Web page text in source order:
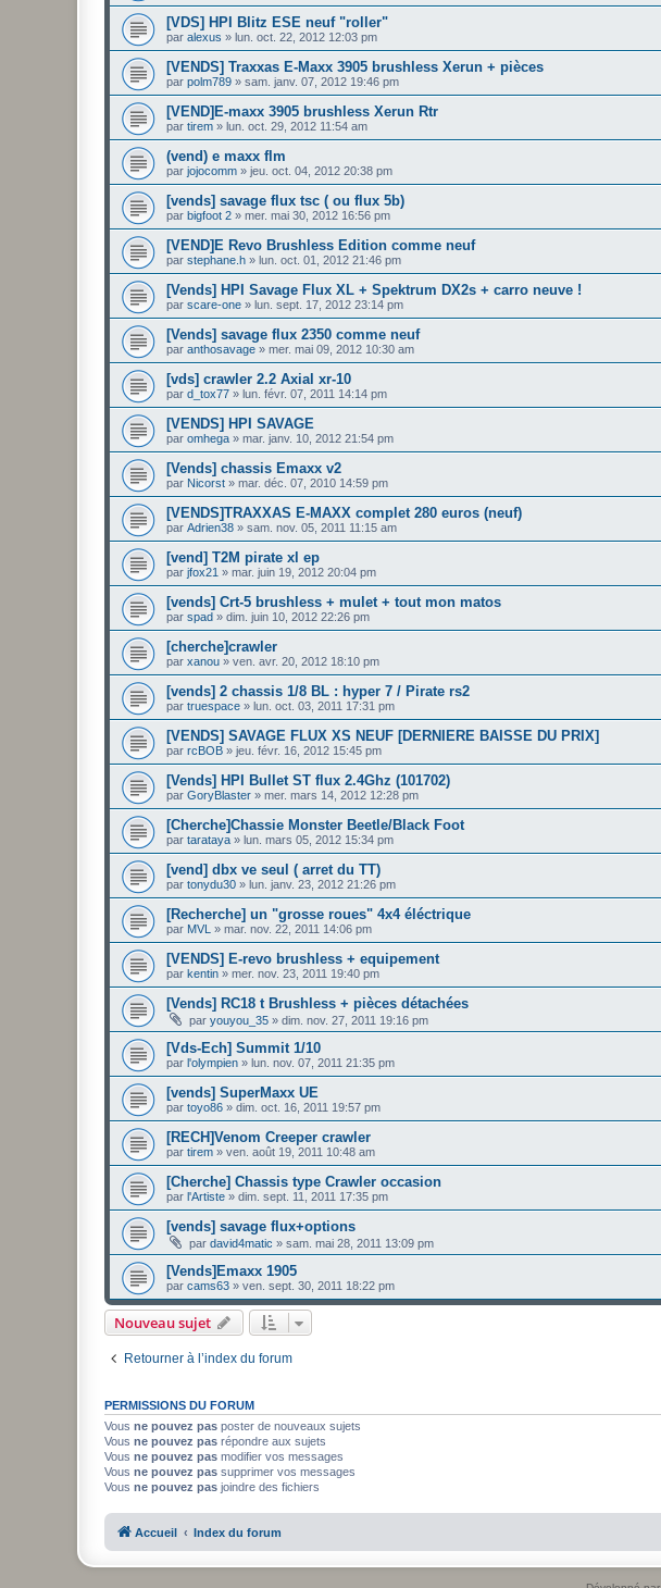
[VDS] HPI Blitz ESE neuf "roller"
par alexus » lun. oct. 22, 2012 12:03 pm
[VENDS] Traxxas E-Maxx 3905 brushless Xerun + pièces
par polm789 » sam. janv. 07, 2012 19:46 pm
[VEND]E-maxx 3905 brushless Xerun Rtr
par tirem » lun. oct. 29, 2012 11:54 am
(vend) e maxx flm
par jojocomm » jeu. oct. 04, 2012 20:38 pm
[vends] savage flux tsc ( ou flux 5b)
par bigfoot 2 » mer. mai 30, 2012 16:56 pm
[VEND]E Revo Brushless Edition comme neuf
par stephane.h » lun. oct. 01, 2012 21:46 pm
[Vends] HPI Savage Flux XL + Spektrum DX2s + carro neuve !
par scare-one » lun. sept. 17, 2012 23:14 pm
[Vends] savage flux 2350 comme neuf
par anthosavage » mer. mai 09, 2012 10:30 am
[vds] crawler 2.2 Axial xr-10
par d_tox77 » lun. févr. 07, 2011 14:14 pm
[VENDS] HPI SAVAGE
par omhega » mar. janv. 10, 2012 21:54 pm
[Vends] chassis Emaxx v2
par Nicorst » mar. déc. 07, 2010 14:59 pm
[VENDS]TRAXXAS E-MAXX complet 280 euros (neuf)
par Adrien38 » sam. nov. 05, 2011 11:15 am
[vend] T2M pirate xl ep
par jfox21 » mar. juin 19, 2012 20:04 pm
[vends] Crt-5 brushless + mulet + tout mon matos
par spad » dim. juin 10, 2012 22:26 pm
[cherche]crawler
par xanou » ven. avr. 20, 2012 18:10 pm
[vends] 2 chassis 1/8 BL : hyper 7 / Pirate rs2
par truespace » lun. oct. 03, 2011 17:31 pm
[VENDS] SAVAGE FLUX XS NEUF [DERNIERE BAISSE DU PRIX]
par rcBOB » jeu. févr. 16, 2012 15:45 pm
[Vends] HPI Bullet ST flux 2.4Ghz (101702)
par GoryBlaster » mer. mars 14, 2012 12:28 pm
[Cherche]Chassie Monster Beetle/Black Foot
par tarataya » lun. mars 05, 2012 15:34 pm
[vend] dbx ve seul ( arret du TT)
par tonydu30 » lun. janv. 23, 2012 21:26 pm
[Recherche] un "grosse roues" 4x4 éléctrique
par MVL » mar. nov. 22, 2011 14:06 pm
[VENDS] E-revo brushless + equipement
par kentin » mer. nov. 23, 2011 19:40 pm
[Vends] RC18 t Brushless + pièces détachées
par youyou_35 » dim. nov. 27, 2011 19:16 pm
[Vds-Ech] Summit 1/10
par l'olympien » lun. nov. 07, 2011 21:35 pm
[vends] SuperMaxx UE
par toyo86 » dim. oct. 16, 2011 19:57 pm
[RECH]Venom Creeper crawler
par tirem » ven. août 19, 2011 10:48 am
[Cherche] Chassis type Crawler occasion
par l'Artiste » dim. sept. 11, 2011 17:35 pm
[vends] savage flux+options
par david4matic » sam. mai 28, 2011 13:09 pm
[Vends]Emaxx 1905
par cams63 » ven. sept. 30, 2011 18:22 pm
Nouveau sujet
Retourner à l’index du forum
PERMISSIONS DU FORUM
Vous ne pouvez pas poster de nouveaux sujets
Vous ne pouvez pas répondre aux sujets
Vous ne pouvez pas modifier vos messages
Vous ne pouvez pas supprimer vos messages
Vous ne pouvez pas joindre des fichiers
Accueil Index du forum